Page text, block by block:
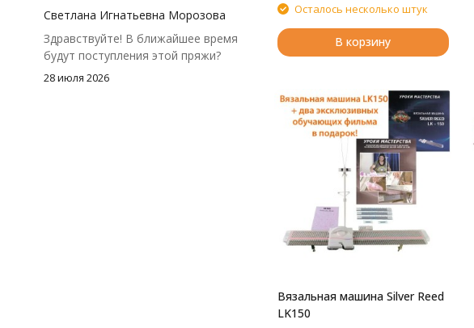
Осталось несколько штук
В корзину
Вязальная машина Silver Reed
LK150
чуть-чуть не хватило))
Светлана Игнатьевна Морозова
Здравствуйте! В ближайшее время
будут поступления этой пряжи?
28 июля 2026